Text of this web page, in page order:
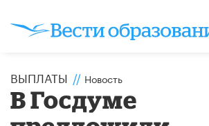
ВЫПЛАТЫ // Новость
В Госдуме